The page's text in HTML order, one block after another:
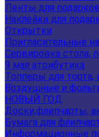
Ленты для подарков
Наклейки для
Открытки
Пригласительные
Сервировка стола,
9 мая атрибутика
Топперы для торта,
Воздушные и
НОВЫЙ ГОД
Доски,флипчарты,
Бумага для
Информационные